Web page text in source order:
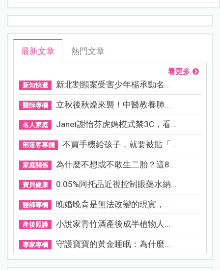
最新文章 熱門文章
看更多
新知快遞 新北割頸案受害少年楊承勳名...
醫師專欄 立秋後秋燥來襲！中醫教養肺...
名人家庭 Janet謝怡芬虎媽模式禁3C，看...
部落客專欄 不買手機給孩子，就要被貼「...
家庭關係 為什麼不想或不敢生二胎？這8...
寶貝健康 0.05%阿托品近視控制眼藥水納...
醫師專欄 晚婚晚育是無法改變的現實，...
產後照護 小說家青竹酒產後成半植物人...
專家專欄 守護寶寶的黃金睡眠：為什麼...